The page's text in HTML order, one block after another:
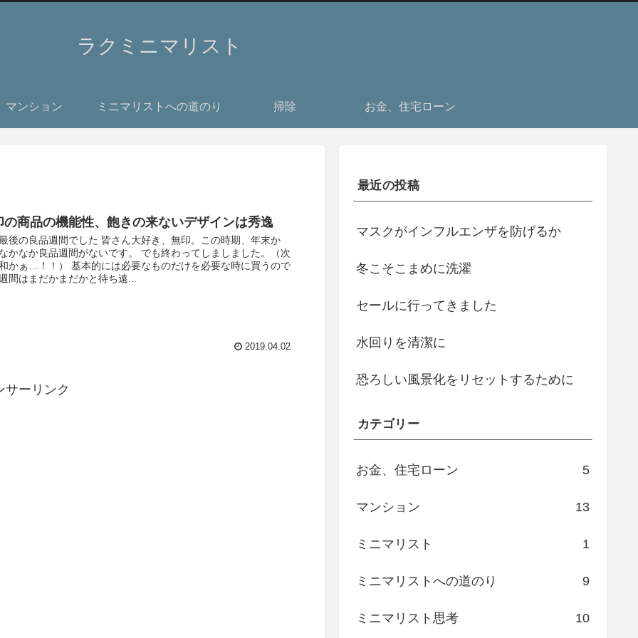
ラクミニマリスト
マンション ミニマリストへの道のり 掃除 お金、住宅ローン
の商品の機能性、飽きの来ないデザインは秀逸
後の良品週間でした 皆さん大好き、無印。この時期、年末か
かなか良品週間がないです。 でも終わってしましました。（次
かぁ…！！） 基本的には必要なものだけを必要な時に買うので
間はまだかまだかと待ち遠...
2019.04.02
サーリンク
最近の投稿
マスクがインフルエンザを防げるか
冬こそこまめに洗濯
セールに行ってきました
水回りを清潔に
恐ろしい風景化をリセットするために
カテゴリー
お金、住宅ローン 5
マンション 13
ミニマリスト 1
ミニマリストへの道のり 9
ミニマリスト思考 10